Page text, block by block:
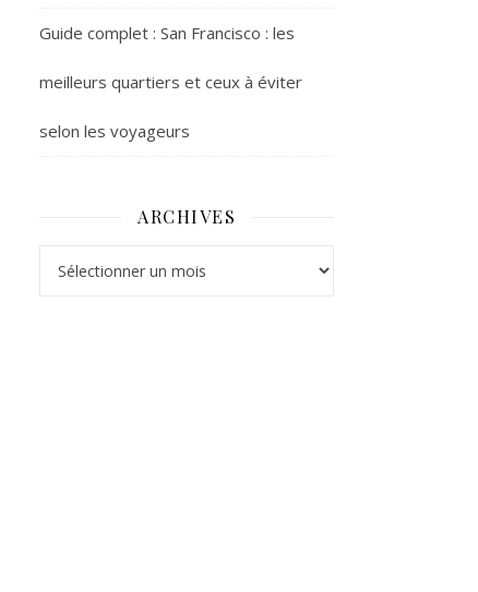
Guide complet : San Francisco : les
meilleurs quartiers et ceux à éviter
selon les voyageurs
ARCHIVES